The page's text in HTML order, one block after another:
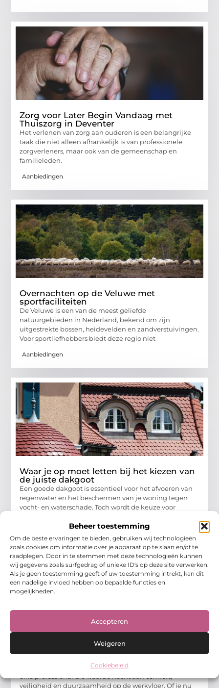
Beheer toestemming
Om de beste ervaringen te bieden, gebruiken wij technologieën
zoals cookies om informatie over je apparaat op te slaan en/of te
raadplegen. Door in te stemmen met deze technologieën kunnen
wij gegevens zoals surfgedrag of unieke ID's op deze site verwerken.
Als je geen toestemming geeft of uw toestemming intrekt, kan dit
een nadelige invloed hebben op bepaalde functies en
mogelijkheden.
Accepteren
Weigeren
Cookiebeleid
Zorg voor Later Begin Vandaag met
Thuiszorg in Deventer
Het verlenen van zorg aan ouderen is een belangrijke
taak die niet alleen afhankelijk is van professionele
zorgverleners, maar ook van de gemeenschap en
familieleden.
Aanbiedingen
Overnachten op de Veluwe met
sportfaciliteiten
De Veluwe is een van de meest geliefde
natuurgebieden in Nederland, bekend om zijn
uitgestrekte bossen, heidevelden en zandverstuivingen.
Voor sportliefhebbers biedt deze regio niet
Aanbiedingen
Waar je op moet letten bij het kiezen van
de juiste dakgoot
Een goede dakgoot is essentieel voor het afvoeren van
regenwater en het beschermen van je woning tegen
vocht- en waterschade. Toch wordt de keuze voor
Werkbroeken kopen: waar moet je op
Het kiezen van de juiste werkbroek is essentieel voor
veiligheid en duurzaamheid op de werkvloer. Of je nu